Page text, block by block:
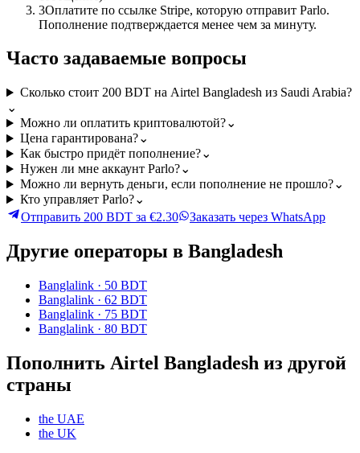
3Оплатите по ссылке Stripe, которую отправит Parlo.
Пополнение подтверждается менее чем за минуту.
Часто задаваемые вопросы
Сколько стоит 200 BDT на Airtel Bangladesh из Saudi Arabia?
⌄
Можно ли оплатить криптовалютой?⌄
Цена гарантирована?⌄
Как быстро придёт пополнение?⌄
Нужен ли мне аккаунт Parlo?⌄
Можно ли вернуть деньги, если пополнение не прошло?⌄
Кто управляет Parlo?⌄
Отправить 200 BDT за €2.30
Заказать через WhatsApp
Другие операторы в Bangladesh
Banglalink · 50 BDT
Banglalink · 62 BDT
Banglalink · 75 BDT
Banglalink · 80 BDT
Пополнить Airtel Bangladesh из другой
страны
the UAE
the UK